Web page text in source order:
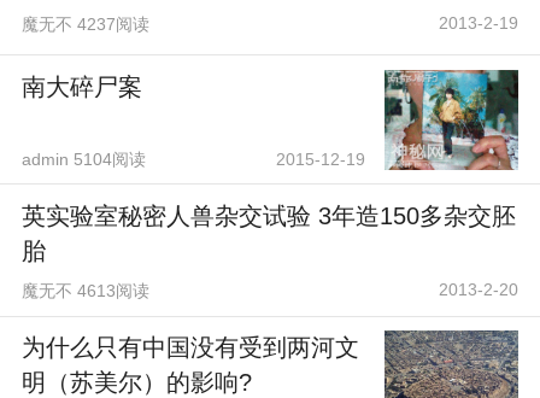
魔无不 4237阅读 2013-2-19
南大碎尸案
admin 5104阅读 2015-12-19
英实验室秘密人兽杂交试验 3年造150多杂交胚
胎
魔无不 4613阅读 2013-2-20
为什么只有中国没有受到两河文
明（苏美尔）的影响?